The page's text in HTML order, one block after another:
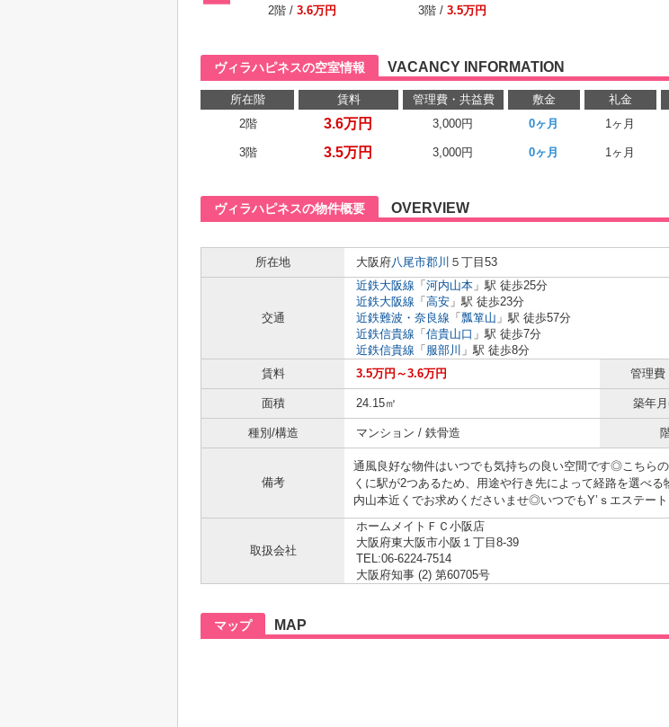
2階 / 3.6万円
3階 / 3.5万円
ヴィラハピネスの空室情報 VACANCY INFORMATION
所在階 賃料 管理費・共益費 敷金 礼金
2階
3.6万円 3,000円 0ヶ月 1ヶ月
3階 3.5万円 3,000円 0ヶ月 1ヶ月
ヴィラハピネスの物件概要 OVERVIEW
所在地
大阪府八尾市郡川 ５丁目53
交通
近鉄大阪線 「 河内山本 」駅 徒歩25分
近鉄大阪線 「 高安 」駅 徒歩23分
近鉄難波・奈良線 「 瓢箪山 」駅 徒歩57分
近鉄信貴線 「 信貴山口 」駅 徒歩7分
近鉄信貴線 「 服部川 」駅 徒歩8分
賃料
3.5万円～3.6万円 管理費
面積 24.15㎡ 築年
種別/構造 マンション / 鉄骨造
備考
通風良好な物件はいつでも気持ちの良い空間です◎こちら
くに駅が2つあるため、用途や行き先によって経路を選べ
内山本近くでお求めくださいませ◎いつでもY’ｓエステー
取扱会社
ホームメイトＦＣ小阪店
大阪府東大阪市小阪１丁目8-39
TEL:06-6224-7514
大阪府知事 (2) 第60705号
マップ MAP